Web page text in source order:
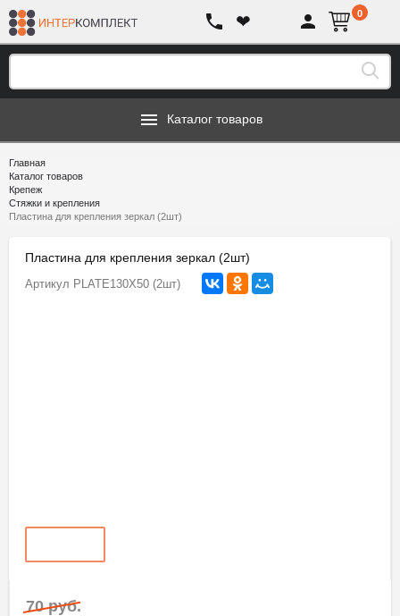
❤ 0
Каталог товаров
Главная
Каталог товаров
Крепеж
Стяжки и крепления
Пластина для крепления зеркал (2шт)
Пластина для крепления зеркал (2шт)
Артикул PLATE130X50 (2шт)
70 руб.